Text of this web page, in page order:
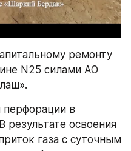
ремонту
N25 силами АО
в
результате освоения
газа с суточным